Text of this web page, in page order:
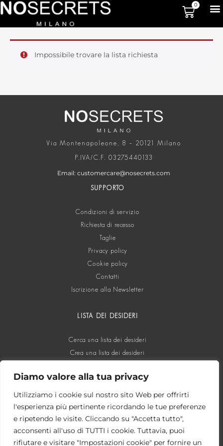
Diamo valore alla tua privacy
Utilizziamo i cookie sul nostro sito Web per offrirti
l'esperienza più pertinente ricordando le tue preferenze
e ripetendo le visite. Cliccando su "Accetta tutto",
acconsenti all'uso di TUTTI i cookie. Tuttavia, puoi
rifiutare e visitare "Impostazioni cookie" per fornire un
0
Impossibile trovare la lista richiesta
Via Montenapoleone, 8 – 20121 Milano
P.IVA/C.F. 03275440133
Email: customercare@nosecrets.com
SUPPORTO
Condizioni di servizio
Richiesta di recesso
Taglie
Privacy policy
Cookie policy
Contatti
Iscrizione alla Newsletter
LISTA DEI DESIDERI
Cerca una lista dei desideri
Crea una lista dei desideri
SOCIAL